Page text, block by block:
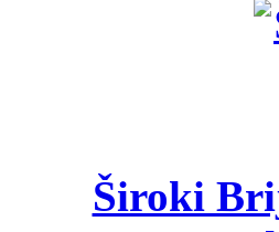
Široki